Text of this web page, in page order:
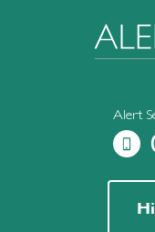
Alert